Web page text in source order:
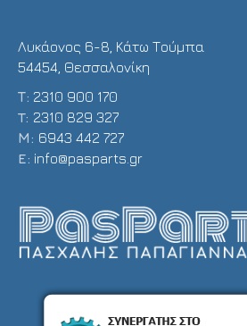
Λυκάονος 6-8, Κάτω Τούμπα
54454, Θεσσαλονίκη
Τ: 2310 900 170
T: 2310 829 327
Μ: 6943 442 727
E: info@pasparts.gr